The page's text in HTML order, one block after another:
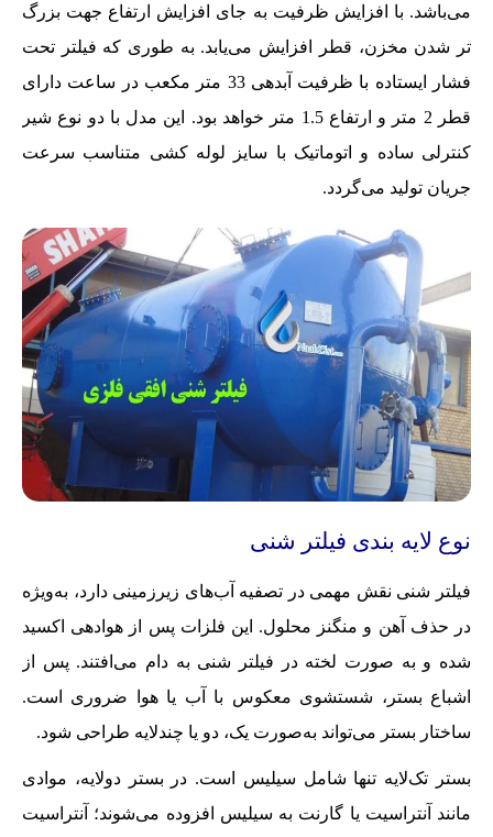
می‌باشد. با افزایش ظرفیت به جای افزایش ارتفاع جهت بزرگ
تر شدن مخزن، قطر افزایش می‌یابد. به طوری که فیلتر تحت
فشار ایستاده با ظرفیت آبدهی 33 متر مکعب در ساعت دارای
قطر 2 متر و ارتفاع 1.5 متر خواهد بود. این مدل با دو نوع شیر
کنترلی ساده و اتوماتیک با سایز لوله کشی متناسب سرعت
جریان تولید می‌گردد.
نوع لایه بندی فیلتر شنی
فیلتر شنی نقش مهمی در تصفیه آب‌های زیرزمینی دارد، به‌ویژه
در حذف آهن و منگنز محلول. این فلزات پس از هوادهی اکسید
شده و به صورت لخته در فیلتر شنی به دام می‌افتند. پس از
اشباع بستر، شستشوی معکوس با آب یا هوا ضروری است.
ساختار بستر می‌تواند به‌صورت یک، دو یا چندلایه طراحی شود.
بستر تک‌لایه تنها شامل سیلیس است. در بستر دولایه، موادی
مانند آنتراسیت یا گارنت به سیلیس افزوده می‌شوند؛ آنتراسیت